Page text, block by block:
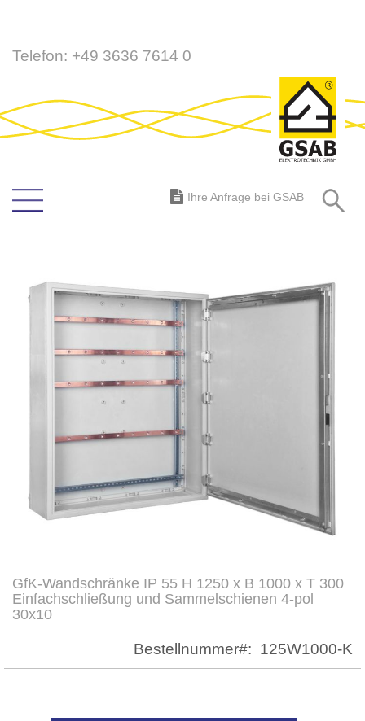
Direkt
Telefon: +49 3636 7614 0
Ihre Anfrage bei GSAB
GfK-Wandschränke IP 55 H 1250 x B 1000 x T 300
Einfachschließung und Sammelschienen 4-pol
30x10
Bestellnummer 125W1000-K
der
Zum
Anfang
springen